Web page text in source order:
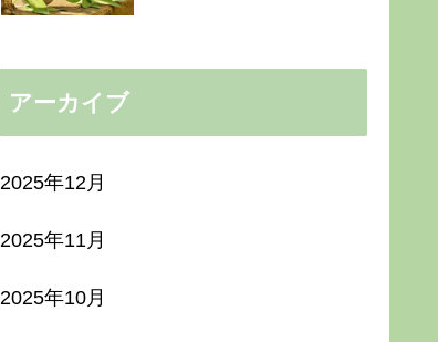
アーカイブ
2025年12月
2025年11月
2025年10月